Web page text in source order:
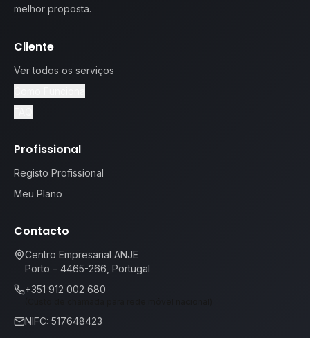
melhor proposta.
Cliente
Ver todos os serviços
Profissional
Registo Profissional
Meu Plano
Contacto
Centro Empresarial ANJE
Porto – 4465-266, Portugal
+351 912 002 680
NIFC: 517648423